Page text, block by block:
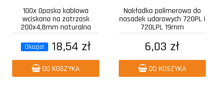
100x Opaska kablowa
wciskana na zatrzask
200x4,8mm naturalna
Okazja! 18,54 zł
DO KOSZYKA
Nakładka polimerowa do
nasadek udarowych 720PL i
720LPL 19mm
6,03 zł
DO KOSZYKA